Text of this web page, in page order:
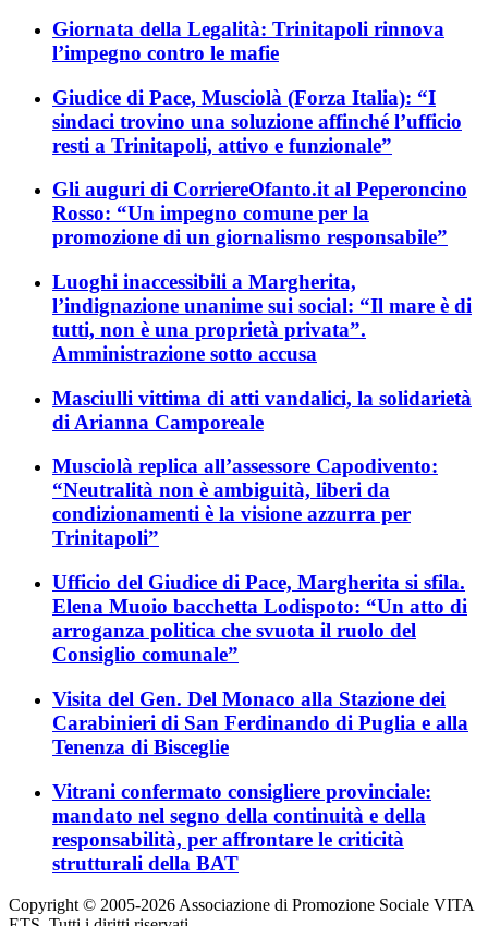
Giornata della Legalità: Trinitapoli rinnova
l’impegno contro le mafie
Giudice di Pace, Musciolà (Forza Italia): “I
sindaci trovino una soluzione affinché l’ufficio
resti a Trinitapoli, attivo e funzionale”
Gli auguri di CorriereOfanto.it al Peperoncino
Rosso: “Un impegno comune per la
promozione di un giornalismo responsabile”
Luoghi inaccessibili a Margherita,
l’indignazione unanime sui social: “Il mare è di
tutti, non è una proprietà privata”.
Amministrazione sotto accusa
Masciulli vittima di atti vandalici, la solidarietà
di Arianna Camporeale
Musciolà replica all’assessore Capodivento:
“Neutralità non è ambiguità, liberi da
condizionamenti è la visione azzurra per
Trinitapoli”
Ufficio del Giudice di Pace, Margherita si sfila.
Elena Muoio bacchetta Lodispoto: “Un atto di
arroganza politica che svuota il ruolo del
Consiglio comunale”
Visita del Gen. Del Monaco alla Stazione dei
Carabinieri di San Ferdinando di Puglia e alla
Tenenza di Bisceglie
Vitrani confermato consigliere provinciale:
mandato nel segno della continuità e della
responsabilità, per affrontare le criticità
strutturali della BAT
Copyright © 2005-2026 Associazione di Promozione Sociale VITA